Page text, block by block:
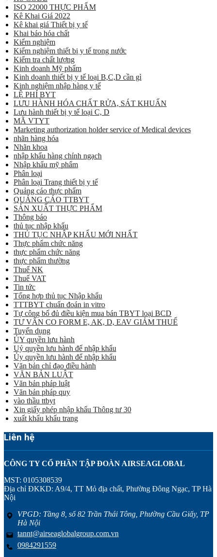
ISO 22000 THỰC PHẨM
Kê Khai Giá 2022
Kê khai giá Thiết bị y tế
Khai báo hóa chất
Kiểm nghiệm
Kiểm nghiệm thiết bị y tế trong nước
Kiểm tra chất lượng
Kinh doanh Mỹ phẩm
Kinh doanh thiết bị y tế loại B,C,D cần gì
Kinh nghiệm nhập hàng y tế
LỆ PHÍ BYT
LƯU HÀNH HÓA CHẤT RỬA, SÁT KHUẨN
Lưu hành thiết bị y tế loại C, D
MÃ VTYT
Marketing authorization holder service of Medical devices
nhãn hàng hóa
Nhãn khoa
nhập khẩu hàng chính ngạch
Nhập khẩu mỹ phẩm
Phân loại
Phân loại Trang thiết bị y tế
Quảng cáo thực phẩm
QUẢNG CÁO TTBYT
SẢN XUẤT THỰC PHẨM
Thông báo
thủ tục nhập khẩu
THỦ TỤC NHẬP KHẨU MỚI NHẤT
Thực phẩm chức năng
thực phẩm chức năng
thực phẩm thường
Thuế NK
Thuế VAT
Tin tức
Tổng hợp thủ tục Nhập khẩu
TTTBYT chuẩn đoán in vitro
Tự công bố đủ điều kiện mua bán TBYT loại BCD
TƯ VẤN CO FORM E, AK, D, EAV GIẢM THUẾ
Tuyển dụng
ỦY quyền lưu hành
Uỷ quyền lưu hành để nhập khẩu
Ủy quyền lưu hành để nhập khẩu
Văn bản chỉ đạo điều hành
VĂN BẢN LUẬT
Văn bản pháp luật
Văn bản pháp quy
vào thầu ttbyt
Xin giấy phép nhập khẩu Thông tư 30
xuất khẩu khẩu trang
Liên hệ
CÔNG TY CỔ PHẦN TẬP ĐOÀN AIRSEAGLOBAL
MST: 0105308539
Địa chỉ ĐKKD: A9/4, TT Mỏ địa chất, Phường Đông Ngạc, TP Hà
Nội
VPGD: Tầng 8, số 82 Trần Thái Tông, Phường Cầu Giấy, TP
Hà Nội
tannt@airseaglobalgroup.com.vn
0984291559